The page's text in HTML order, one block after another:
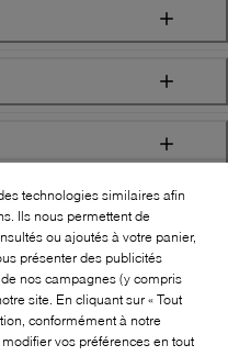
technologies similaires afin
Ils nous permettent de
ou ajoutés à votre panier,
présenter des publicités
nos campagnes (y compris
site. En cliquant sur « Tout
conformément à notre
vos préférences en tout